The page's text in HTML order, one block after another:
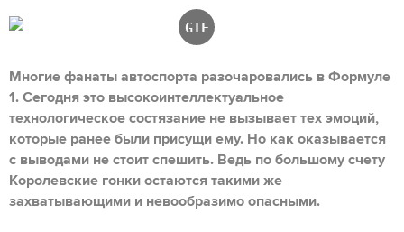
Многие фанаты автоспорта разочаровались в Формуле
1. Сегодня это высокоинтеллектуальное
технологическое состязание не вызывает тех эмоций,
которые ранее были присущи ему. Но как оказывается
с выводами не стоит спешить. Ведь по большому счету
Королевские гонки остаются такими же
захватывающими и невообразимо опасными.